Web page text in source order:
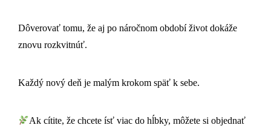
Dôverovať tomu, že aj po náročnom období život dokáže
znovu rozkvitnúť.
Každý nový deň je malým krokom späť k sebe.
Ak cítite, že chcete ísť viac do hĺbky, môžete si objednať